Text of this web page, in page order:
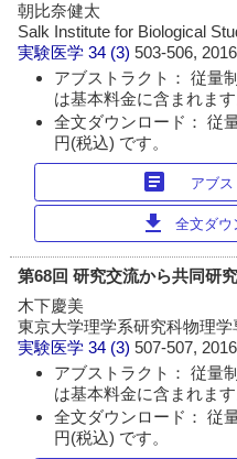
朝比奈健太
Salk Institute for Biological
実験医学 34 (3)503-506,
アブストラクト： 従量
は基本料金に含まれます
全文ダウンロード： 従
円(税込) です。
article アブ
download 全文ダウ
第68回 研究交流から共同研
木下慶美
東京大学理学系研究科物理
実験医学 34 (3)507-507,
アブストラクト： 従量
は基本料金に含まれます
全文ダウンロード： 従
円(税込) です。